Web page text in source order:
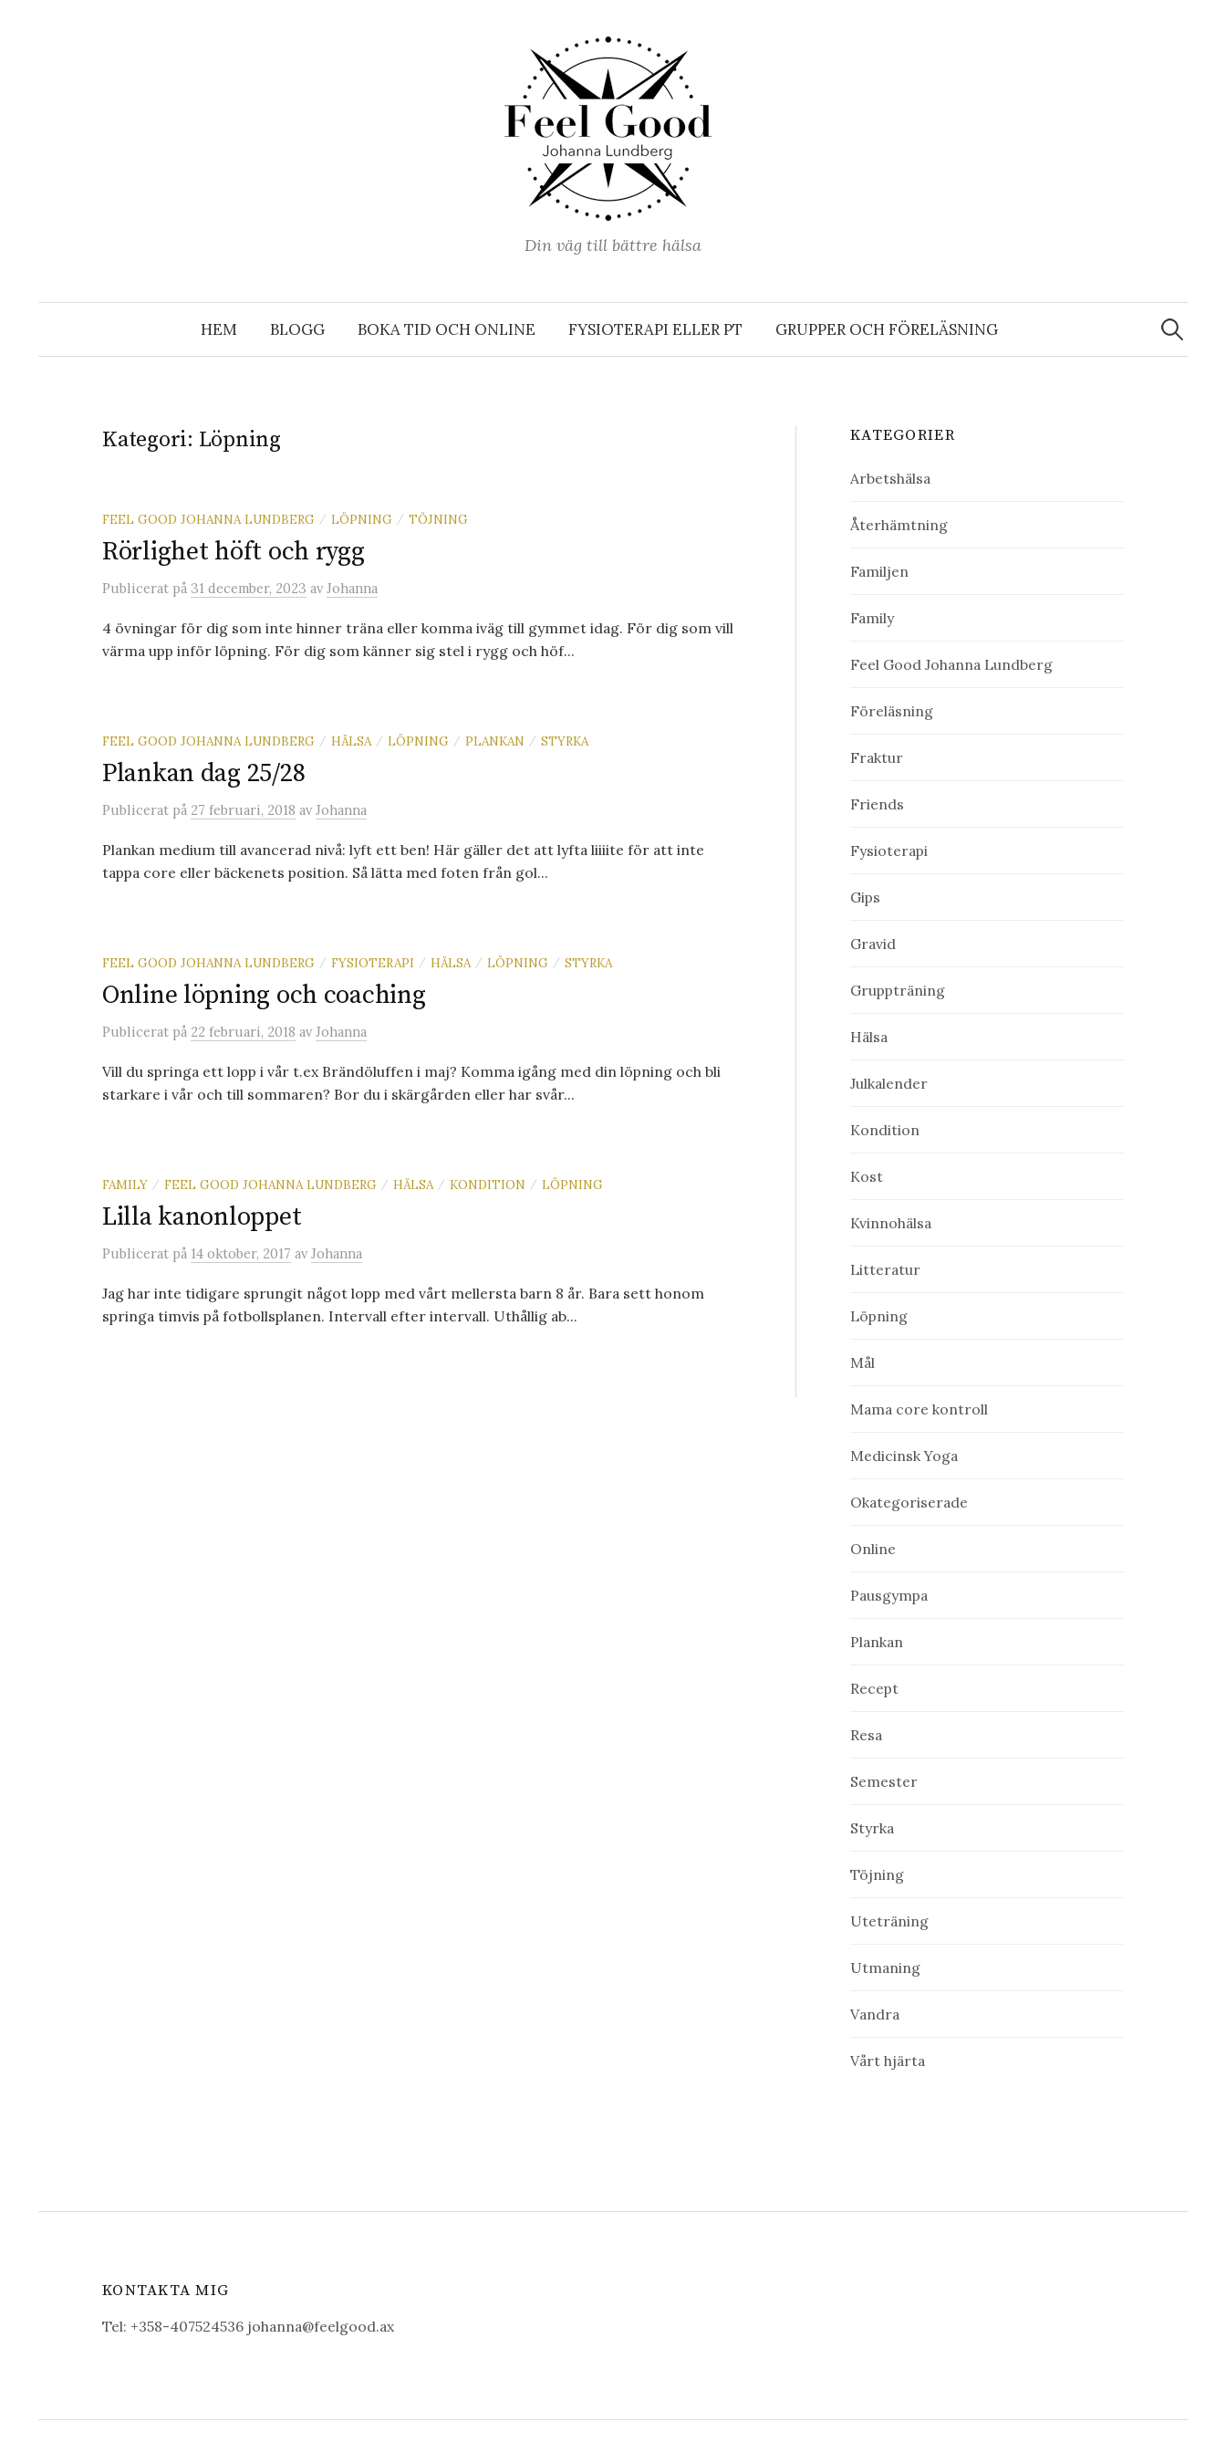
Din väg till bättre hälsa
HEM BLOGG BOKA TID OCH ONLINE FYSIOTERAPI ELLER PT GRUPPER OCH FÖRELÄSNING
Sök
efter:
Kategori: Löpning
FEEL GOOD JOHANNA LUNDBERG / LÖPNING / TÖJNING
Rörlighet höft och rygg
Publicerat på 31 december, 2023 av Johanna
4 övningar för dig som inte hinner träna eller komma iväg till gymmet idag. För dig som vill
värma upp inför löpning. För dig som känner sig stel i rygg och höf...
FEEL GOOD JOHANNA LUNDBERG / HÄLSA / LÖPNING / PLANKAN / STYRKA
Plankan dag 25/28
Publicerat på 27 februari, 2018 av Johanna
Plankan medium till avancerad nivå: lyft ett ben! Här gäller det att lyfta liiiite för att inte
tappa core eller bäckenets position. Så lätta med foten från gol...
FEEL GOOD JOHANNA LUNDBERG / FYSIOTERAPI / HÄLSA / LÖPNING / STYRKA
Online löpning och coaching
Publicerat på 22 februari, 2018 av Johanna
Vill du springa ett lopp i vår t.ex Brändöluffen i maj? Komma igång med din löpning och bli
starkare i vår och till sommaren? Bor du i skärgården eller har svår...
FAMILY / FEEL GOOD JOHANNA LUNDBERG / HÄLSA / KONDITION / LÖPNING
Lilla kanonloppet
Publicerat på 14 oktober, 2017 av Johanna
Jag har inte tidigare sprungit något lopp med vårt mellersta barn 8 år. Bara sett honom
springa timvis på fotbollsplanen. Intervall efter intervall. Uthållig ab...
KATEGORIER
Arbetshälsa
Återhämtning
Familjen
Family
Feel Good Johanna Lundberg
Föreläsning
Fraktur
Friends
Fysioterapi
Gips
Gravid
Gruppträning
Hälsa
Julkalender
Kondition
Kost
Kvinnohälsa
Litteratur
Löpning
Mål
Mama core kontroll
Medicinsk Yoga
Okategoriserade
Online
Pausgympa
Plankan
Recept
Resa
Semester
Styrka
Töjning
Uteträning
Utmaning
Vandra
Vårt hjärta
KONTAKTA MIG
Tel: +358-407524536 johanna@feelgood.ax